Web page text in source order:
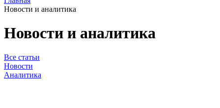
Новости и аналитика
Новости и аналитика
Все статьи
Новости
Аналитика